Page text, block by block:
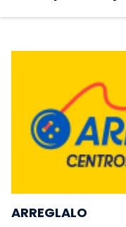
ARREGLALO